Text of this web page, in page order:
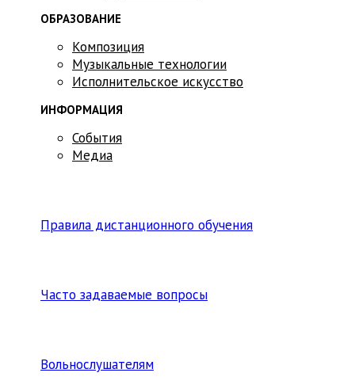
ОБРАЗОВАНИЕ
Композиция
Музыкальные технологии
Исполнительское искусство
ИНФОРМАЦИЯ
События
Медиа
Правила дистанционного обучения
Часто задаваемые вопросы
Вольнослушателям